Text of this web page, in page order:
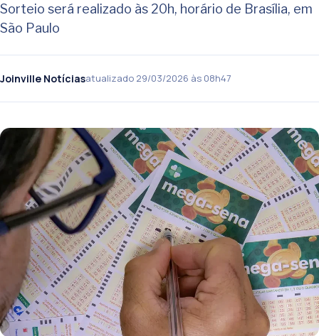
Sorteio será realizado às 20h, horário de Brasília, em
São Paulo
Joinville Notíciasatualizado 29/03/2026 às 08h47